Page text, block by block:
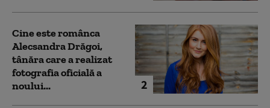
2
Cine este românca
Alecsandra Drăgoi,
tânăra care a realizat
fotografia oficială a
noului...